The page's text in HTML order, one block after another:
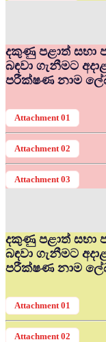
දකුණු පළාත් සභා
බඳවා ගැනීමට
පරීක්ෂණ නාම
Attachment 01
Attachment 02
Attachment 03
දකුණු පළාත් සභා
බඳවා ගැනීමට
පරීක්ෂණ නාම
Attachment 01
Attachment 02